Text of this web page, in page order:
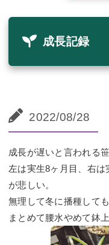
成長記録
2022/08/28
成長が遅いと言われる笹
左は実生8ヶ月目、右
が悲しい。
無理して冬に播種して
まとめて腰水やめて鉢